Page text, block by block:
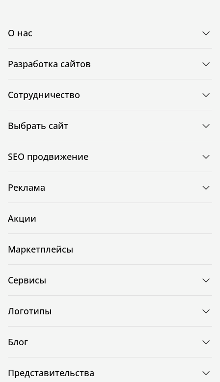
О нас
Разработка сайтов
Сотрудничество
Выбрать сайт
SEO продвижение
Реклама
Акции
Маркетплейсы
Сервисы
Логотипы
Блог
Представительства